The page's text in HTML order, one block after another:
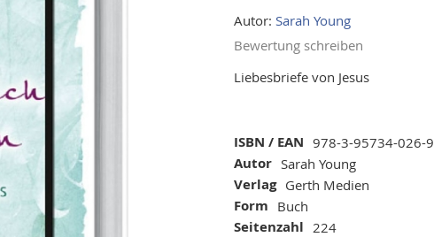
Autor: Sarah Young
Bewertung schreiben
Liebesbriefe von Jesus
Mehr
Informationen
ISBN / EAN 978-3-95734-026-9
Autor Sarah Young
Verlag Gerth Medien
Form Buch
Seitenzahl 224